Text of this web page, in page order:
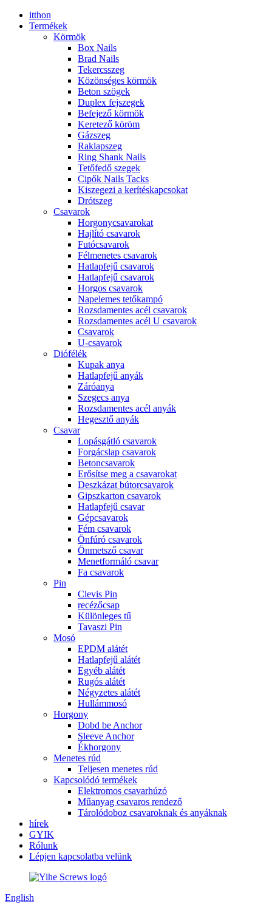
itthon
Termékek
Körmök
Box Nails
Brad Nails
Tekercsszeg
Közönséges körmök
Beton szögek
Duplex fejszegek
Befejező körmök
Keretező köröm
Gázszeg
Raklapszeg
Ring Shank Nails
Tetőfedő szegek
Cipők Nails Tacks
Kiszegezi a kerítéskapcsokat
Drótszeg
Csavarok
Horgonycsavarokat
Hajlító csavarok
Futócsavarok
Félmenetes csavarok
Hatlapfejű csavarok
Hatlapfejű csavarok
Horgos csavarok
Napelemes tetőkampó
Rozsdamentes acél csavarok
Rozsdamentes acél U csavarok
Csavarok
U-csavarok
Diófélék
Kupak anya
Hatlapfejű anyák
Záróanya
Szegecs anya
Rozsdamentes acél anyák
Hegesztő anyák
Csavar
Lopásgátló csavarok
Forgácslap csavarok
Betoncsavarok
Erősítse meg a csavarokat
Deszkázat bútorcsavarok
Gipszkarton csavarok
Hatlapfejű csavar
Gépcsavarok
Fém csavarok
Önfúró csavarok
Önmetsző csavar
Menetformáló csavar
Fa csavarok
Pin
Clevis Pin
recézőcsap
Különleges tű
Tavaszi Pin
Mosó
EPDM alátét
Hatlapfejű alátét
Egyéb alátét
Rugós alátét
Négyzetes alátét
Hullámmosó
Horgony
Dobd be Anchor
Sleeve Anchor
Ékhorgony
Menetes rúd
Teljesen menetes rúd
Kapcsolódó termékek
Elektromos csavarhúzó
Műanyag csavaros rendező
Tárolódoboz csavaroknak és anyáknak
hírek
GYIK
Rólunk
Lépjen kapcsolatba velünk
English